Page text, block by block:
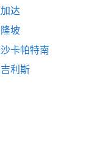
达
坡
卡帕特南
利斯